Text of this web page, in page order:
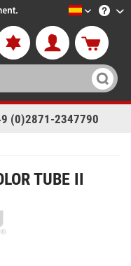
LTT-
(0)2871-2347790
TUBE II